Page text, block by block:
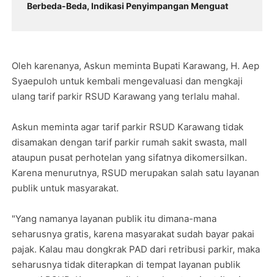
Berbeda-Beda, Indikasi Penyimpangan Menguat
Oleh karenanya, Askun meminta Bupati Karawang, H. Aep
Syaepuloh untuk kembali mengevaluasi dan mengkaji
ulang tarif parkir RSUD Karawang yang terlalu mahal.
Askun meminta agar tarif parkir RSUD Karawang tidak
disamakan dengan tarif parkir rumah sakit swasta, mall
ataupun pusat perhotelan yang sifatnya dikomersilkan.
Karena menurutnya, RSUD merupakan salah satu layanan
publik untuk masyarakat.
"Yang namanya layanan publik itu dimana-mana
seharusnya gratis, karena masyarakat sudah bayar pakai
pajak. Kalau mau dongkrak PAD dari retribusi parkir, maka
seharusnya tidak diterapkan di tempat layanan publik